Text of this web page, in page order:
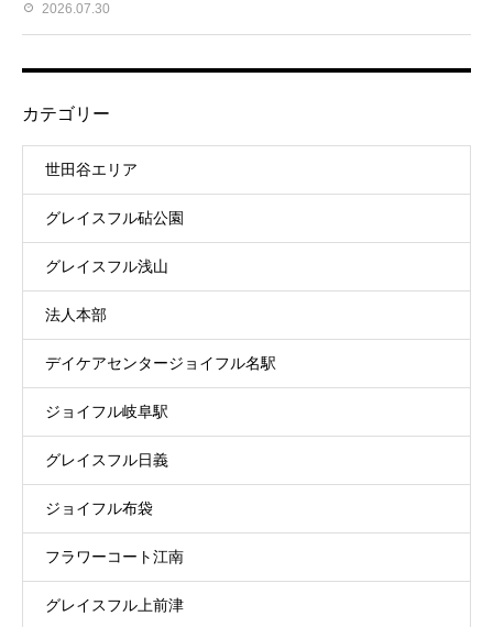
2026.07.30
カテゴリー
世田谷エリア
グレイスフル砧公園
グレイスフル浅山
法人本部
デイケアセンタージョイフル名駅
ジョイフル岐阜駅
グレイスフル日義
ジョイフル布袋
フラワーコート江南
グレイスフル上前津